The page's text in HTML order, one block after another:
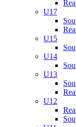
U17
U15
U14
U13
U12